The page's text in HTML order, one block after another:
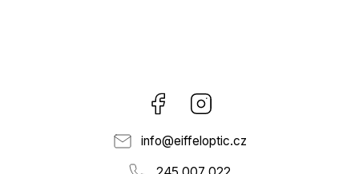
Facebook
info@eiffeloptic.cz